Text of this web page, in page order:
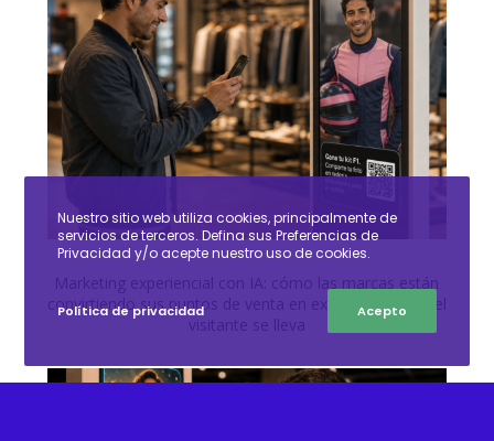
Marketing experiencial con IA: cómo las marcas están
convirtiendo sus puntos de venta en experiencias que el
visitante se lleva
Nuestro sitio web utiliza cookies, principalmente de
servicios de terceros. Defina sus Preferencias de
Privacidad y/o acepte nuestro uso de cookies.
Política de privacidad Acepto